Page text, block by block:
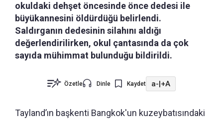
okuldaki dehşet öncesinde önce dedesi ile
büyükannesini öldürdüğü belirlendi.
Saldırganın dedesinin silahını aldığı
değerlendirilirken, okul çantasında da çok
sayıda mühimmat bulunduğu bildirildi.
Özetle Dinle Kaydet a-|+A
Tayland’ın başkenti Bangkok'un kuzeybatısındaki